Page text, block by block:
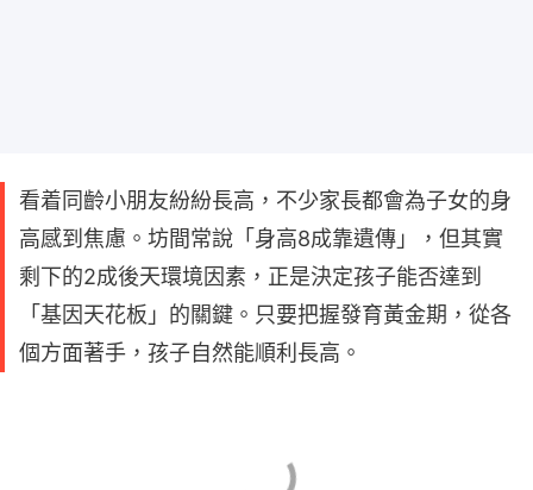
看着同齡小朋友紛紛長高，不少家長都會為子女的身
高感到焦慮。坊間常說「身高8成靠遺傳」，但其實
剩下的2成後天環境因素，正是決定孩子能否達到
「基因天花板」的關鍵。只要把握發育黃金期，從各
個方面著手，孩子自然能順利長高。